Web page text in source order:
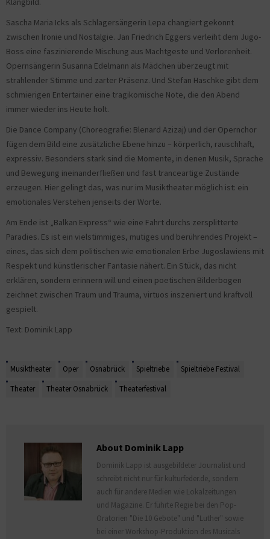
Sascha Maria Icks als Schlagersängerin Lepa changiert gekonnt
zwischen Ironie und Nostalgie. Jan Friedrich Eggers verleiht dem Jugo-
Boss eine faszinierende Mischung aus Machtgeste und Verlorenheit.
Opernsängerin Susanna Edelmann als Mädchen überzeugt mit
strahlender Stimme und zarter Präsenz. Und Stefan Haschke gibt dem
schmierigen Entertainer eine tragikomische Note, die den Abend
immer wieder ins Heute holt.
Die Dance Company (Choreografie: Blenard Azizaj) und der Opernchor
fügen dem Bild eine zusätzliche Ebene hinzu – körperlich, rauschhaft,
expressiv. Besonders stark sind die Momente, in denen Musik, Sprache
und Bewegung ineinanderfließen und fast tranceartige Zustände
erzeugen. Hier gelingt das, was nur im Musiktheater möglich ist: ein
emotionales Verstehen jenseits der Worte.
Am Ende ist „Balkan Express“ wie eine Fahrt durchs zersplitterte
Paradies. Es ist ein vielstimmiges, mutiges und berührendes Projekt –
eines, das sich dem politischen wie emotionalen Erbe Jugoslawiens mit
Respekt und künstlerischer Fantasie nähert. Ein Stück, das nicht
erklären, sondern erinnern will und einen poetischen Bilderbogen
zeichnet zwischen Traum und Trauma, virtuos inszeniert und kraftvoll
gespielt.
Text: Dominik Lapp
Musiktheater Oper Osnabrück Spieltriebe
Spieltriebe Festival
Theater
Theater Osnabrück Theaterfestival
About Dominik Lapp
Dominik Lapp ist ausgebildeter Journalist und
schreibt nicht nur für kulturfeder.de, sondern
auch für andere Medien wie Lokalzeitungen
und Magazine. Er führte Regie bei den Pop-
Oratorien "Die 10 Gebote" und "Luther" sowie
bei einer Workshop-Produktion des Musicals